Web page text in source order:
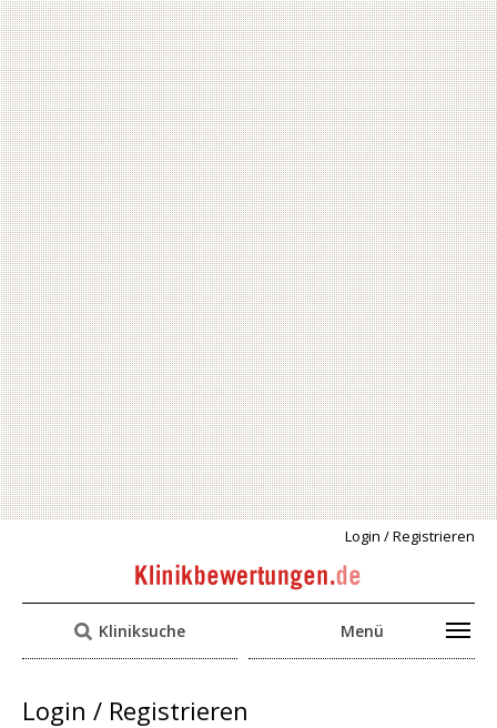
Login / Registrieren
Kliniksuche Menü
Login / Registrieren